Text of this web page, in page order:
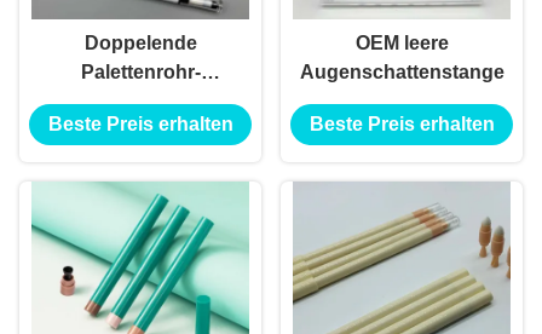
Doppelende
Palettenrohr-
Augenschattenstange
Beste Preis erhalten
OEM leere
Augenschattenstange
Beste Preis erhalten